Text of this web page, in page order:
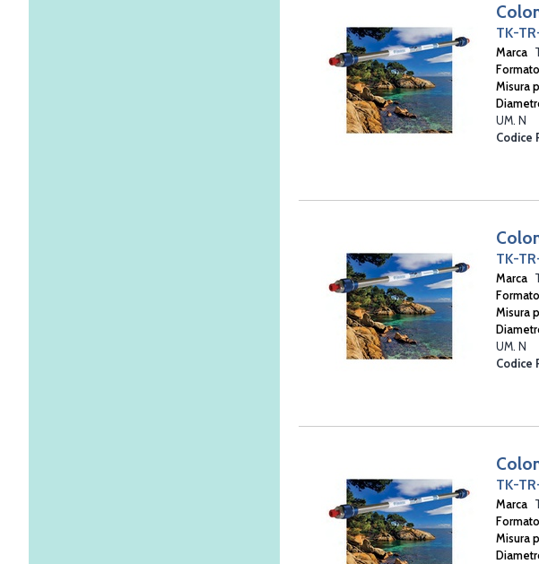
TK-
Marca
Formato
Misura
UM. N
Codice
TK-
Marca
Formato
Misura
UM. N
Codice
TK-
Marca
Formato
Misura